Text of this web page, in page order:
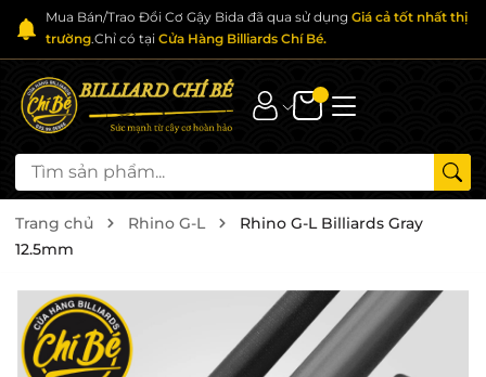
Mua Bán/Trao Đổi Cơ Gậy Bida đã qua sử dụng Giá cả tốt nhất thị
trường.Chỉ có tại Cửa Hàng Billiards Chí Bé.
Trang chủ Rhino G-L
Rhino G-L Billiards Gray
12.5mm